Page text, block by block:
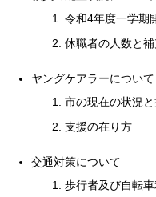
令和4年度一学期
休職者の人数と
ヤングケアラーについて
市の現在の状況
支援の在り方
交通対策について
歩行者及び自転